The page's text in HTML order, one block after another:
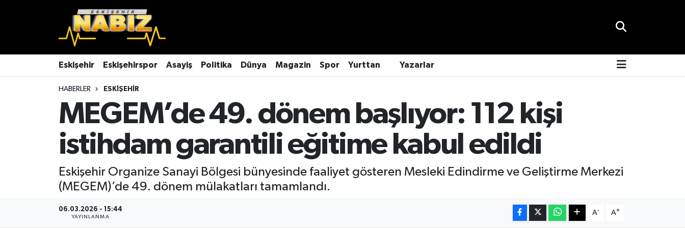
Eskişehir Eskişehirspor Asayiş Politika Dünya Magazin Spor Yurttan Yazarlar
HABERLER ESKIŞEHIR
MEGEM’de 49. dönem başlıyor: 112 kişi
istihdam garantili eğitime kabul edildi
Eskişehir Organize Sanayi Bölgesi bünyesinde faaliyet gösteren Mesleki Edindirme ve Geliştirme Merkezi
(MEGEM)’de 49. dönem mülakatları tamamlandı.
06.03.2026 - 15:44
YAYINLANMA
A- A+
Eskişehir
Eskişehirspor
Eskişehir Hava Durumu
Eskişehir Trafik Yoğunluk Haritası
TFF 3.Lig 4.Grup Puan Durumu ve Fikstür
Tüm Manşetler
Son Dakika Haberleri
Haber Arşivi